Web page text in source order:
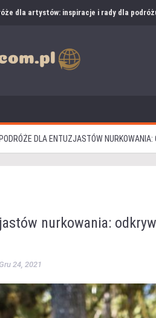
dla artystów: inspiracje i rady dla
PODRÓŻE DLA ENTUZJASTÓW NURKOWANIA:
nurkowania:
Gru 24, 2021